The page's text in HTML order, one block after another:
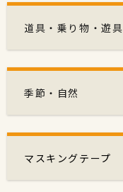
道具・乗り物・遊具
季節・自然
マスキングテープ